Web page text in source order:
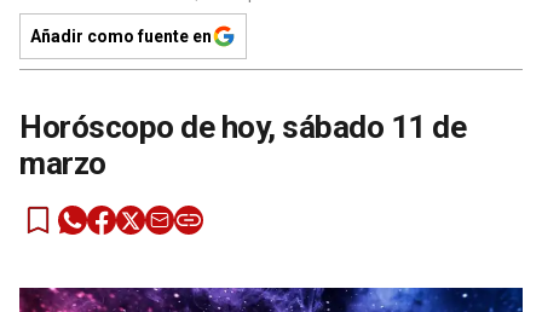
Añadir como fuente en
Horóscopo de hoy, sábado 11 de
marzo